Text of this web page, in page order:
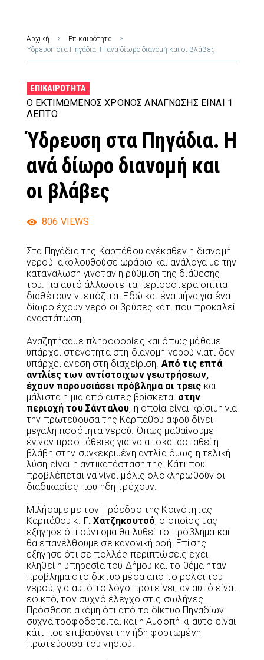
Αρχική
Επικαιρότητα
Ύδρευση στα Πηγάδια. Η ανά δίωρο διανομή και οι βλάβες
ΕΠΙΚΑΙΡΌΤΗΤΑ
Ο ΕΚΤΙΜΏΜΕΝΟΣ ΧΡΌΝΟΣ ΑΝΆΓΝΩΣΗΣ ΕΊΝΑΙ 1
ΛΕΠΤΌ
Ύδρευση στα Πηγάδια. Η
ανά δίωρο διανομή και
οι βλάβες
806 VIEWS
Στα Πηγάδια της Καρπάθου ανέκαθεν η διανομή
νερού ακολουθούσε ωράριο και ανάλογα με την
κατανάλωση γινόταν η ρύθμιση της διάθεσης
του. Για αυτό άλλωστε τα περισσότερα σπίτια
διαθέτουν ντεπόζιτα. Εδώ και ένα μήνα για ένα
δίωρο έχουν νερό οι βρύσες κάτι που προκαλεί
αναστάτωση.
Αναζητήσαμε πληροφορίες και όπως μάθαμε
υπάρχει στενότητα στη διανομή νερού γιατί δεν
υπάρχει άνεση στη διαχείριση. Από τις επτά
αντλίες των αντίστοιχων γεωτρήσεων,
έχουν παρουσιάσει πρόβλημα οι τρεις και
μάλιστα η μια από αυτές βρίσκεται στην
περιοχή του Σάνταλου, η οποία είναι κρίσιμη για
την πρωτεύουσα της Καρπάθου αφού δίνει
μεγάλη ποσότητα νερού. Όπως μαθαίνουμε
έγιναν προσπάθειες για να αποκατασταθεί η
βλάβη στην συγκεκριμένη αντλία όμως η τελική
λύση είναι η αντικατάσταση της. Κάτι που
προβλέπεται να γίνει μόλις ολοκληρωθούν οι
διαδικασίες που ήδη τρέχουν.
Μιλήσαμε με τον Πρόεδρο της Κοινότητας
Καρπάθου κ. Γ. Χατζηκουτσό, ο οποίος μας
εξήγησε ότι σύντομα θα λυθεί το πρόβλημα και
θα επανέλθουμε σε κανονική ροή. Επίσης
εξήγησε ότι σε πολλές περιπτώσεις έχει
κληθεί η υπηρεσία του Δήμου και το θέμα ήταν
πρόβλημα στο δίκτυο μέσα από το ρολόι του
νερού, για αυτό το λόγο προτείνει, αν αυτό είναι
εφικτό, τον συχνό έλεγχο στις σωλήνες.
Πρόσθεσε ακόμη ότι από το δίκτυο Πηγαδίων
συχνά τροφοδοτείται και η Αμοοπή κι αυτό είναι
κάτι που επιβαρύνει την ήδη φορτωμένη
πρωτεύουσα του νησιού.